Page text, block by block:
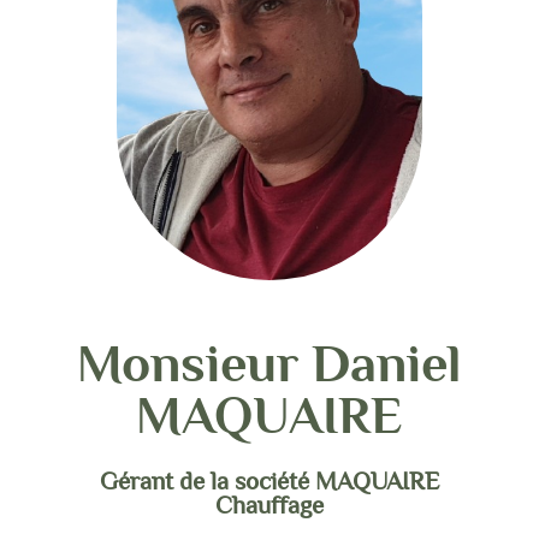
Monsieur Daniel
MAQUAIRE
Gérant de la société MAQUAIRE
Chauffage